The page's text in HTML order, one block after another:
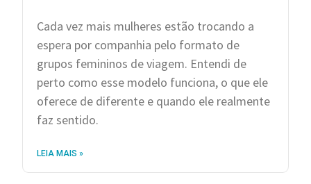
Cada vez mais mulheres estão trocando a
espera por companhia pelo formato de
grupos femininos de viagem. Entendi de
perto como esse modelo funciona, o que ele
oferece de diferente e quando ele realmente
faz sentido.
LEIA MAIS »